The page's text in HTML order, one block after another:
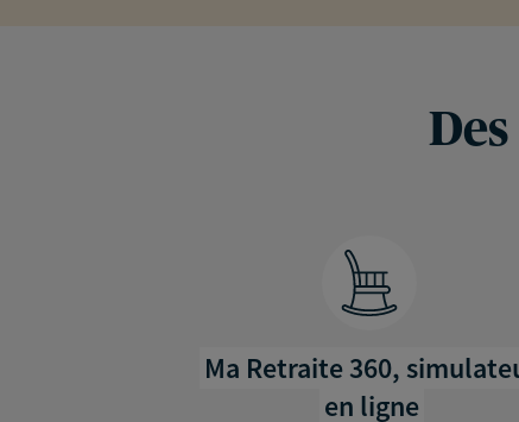
Ma Retraite 360,
en ligne